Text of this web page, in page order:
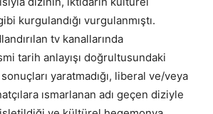
kurgulandığı vurgulanmıştı.
tv kanallarında
tarih anlayışı doğrultusundaki
yaratmadığı, liberal ve/veya
ısmarlanan adı geçen diziyle